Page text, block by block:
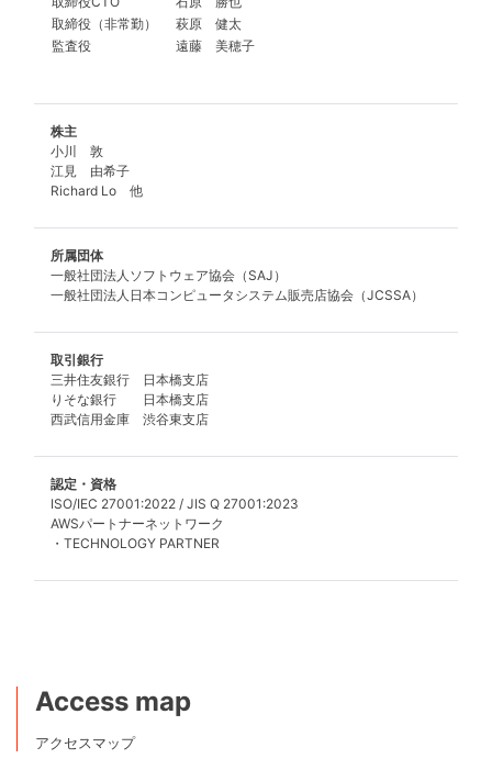
取締役（非常勤）
萩原 健太
監査役
遠藤 美穂子
株主
小川 敦
江見 由希子
Richard Lo 他
所属団体
一般社団法人ソフトウェア協会（SAJ）
一般社団法人日本コンピュータシステム販売店協会（JCSSA）
取引銀行
三井住友銀行 日本橋支店
りそな銀行 日本橋支店
西武信用金庫 渋谷東支店
認定・資格
ISO/IEC 27001:2022 / JIS Q 27001:2023
AWSパートナーネットワーク
・TECHNOLOGY PARTNER
Access map
アクセスマップ